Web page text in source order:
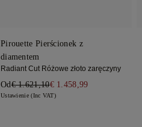
Pirouette Pierścionek z
diamentem
Radiant Cut Różowe złoto zaręczyny
Od€ 1.621,10€ 1.458,99
Ustawienie (Inc VAT)